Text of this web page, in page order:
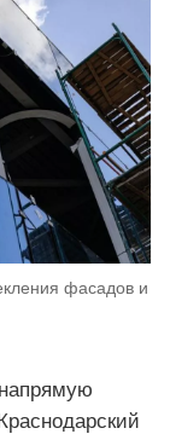
фасадов и